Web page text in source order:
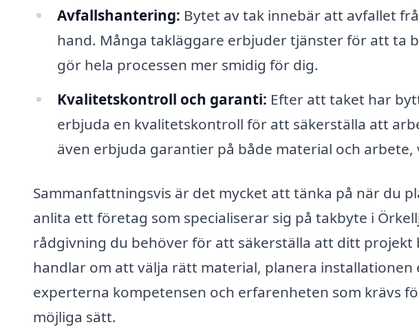
Avfallshantering: Bytet av tak innebär att avfallet
hand. Många takläggare erbjuder tjänster för att ta
gör hela processen mer smidig för dig.
Kvalitetskontroll och garanti: Efter att taket har
erbjuda en kvalitetskontroll för att säkerställa att
även erbjuda garantier på både material och
Sammanfattningsvis är det mycket att tänka på när du
anlita ett företag som specialiserar sig på takbyte i
rådgivning du behöver för att säkerställa att ditt
handlar om att välja rätt material, planera installationen
experterna kompetensen och erfarenheten som krävs
möjliga sätt.